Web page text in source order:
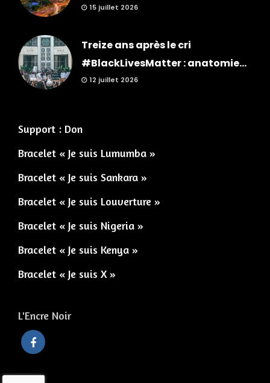
15 juillet 2026
Treize ans après le cri
#BlackLivesMatter : anatomie...
12 juillet 2026
Support : Don
Bracelet « Je suis Lumumba »
Bracelet « Je suis Sankara »
Bracelet « Je suis Louverture »
Bracelet « Je suis Nigeria »
Bracelet « Je suis Kenya »
Bracelet « Je suis X »
L'Encre Noir